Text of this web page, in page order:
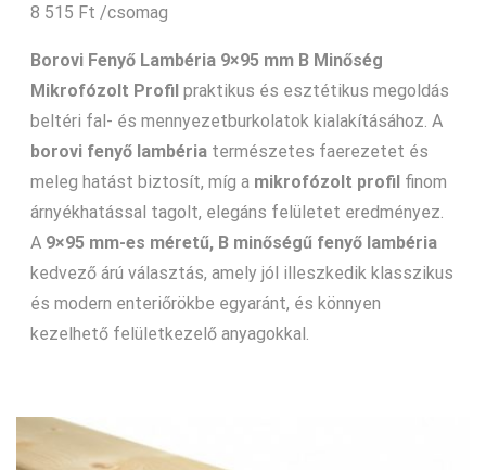
8 515 Ft /csomag
Borovi Fenyő Lambéria 9×95 mm B Minőség
Mikrofózolt Profil praktikus és esztétikus megoldás
beltéri fal- és mennyezetburkolatok kialakításához. A
borovi fenyő lambéria természetes faerezetet és
meleg hatást biztosít, míg a mikrofózolt profil finom
árnyékhatással tagolt, elegáns felületet eredményez.
A 9×95 mm-es méretű, B minőségű fenyő lambéria
kedvező árú választás, amely jól illeszkedik klasszikus
és modern enteriőrökbe egyaránt, és könnyen
kezelhető felületkezelő anyagokkal.